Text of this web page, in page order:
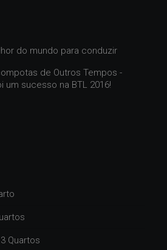
do mundo para conduzir
de Outros Tempos -
um sucesso na BTL 2016!
Quartos